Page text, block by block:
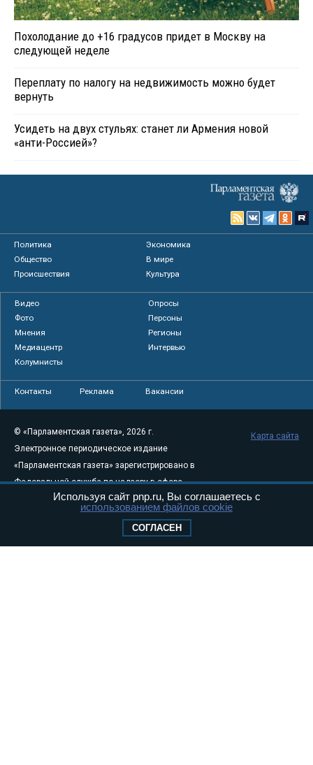
Похолодание до +16 градусов придет в Москву на
следующей неделе
Переплату по налогу на недвижимость можно будет
вернуть
Усидеть на двух стульях: станет ли Армения новой
«анти-Россией»?
Политика
Экономика
Общество
В мире
Происшествия
Культура
Видео
Опросы
Фото
Персоны
Мнения
Регионы
Медиацентр
Интервью
Колумнисты
Контакты Реклама Вакансии
© «Парламентская газета», 2026 г.
Электронное периодическое издание
«Парламентская газета» зарегистрировано в
Федеральной службе по надзору в сфере
связи, информационных технологий и
массовых коммуникаций (Роскомнадзор) 05
Свидетельство о регистрации Эл № ФС77-
Карта сайта
Используя сайт pnp.ru, Вы соглашаетесь с
использованием файлов cookie
СОГЛАСЕН